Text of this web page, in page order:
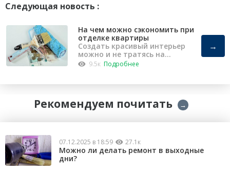
Следующая новость :
На чем можно сэкономить при
отделке квартиры
Создать красивый интерьер
можно и не тратясь на
капремонт
9.5к Подробнее
→
Рекомендуем почитать →
07.12.2025 в 18:59 27.1к
Можно ли делать ремонт в выходные
дни?